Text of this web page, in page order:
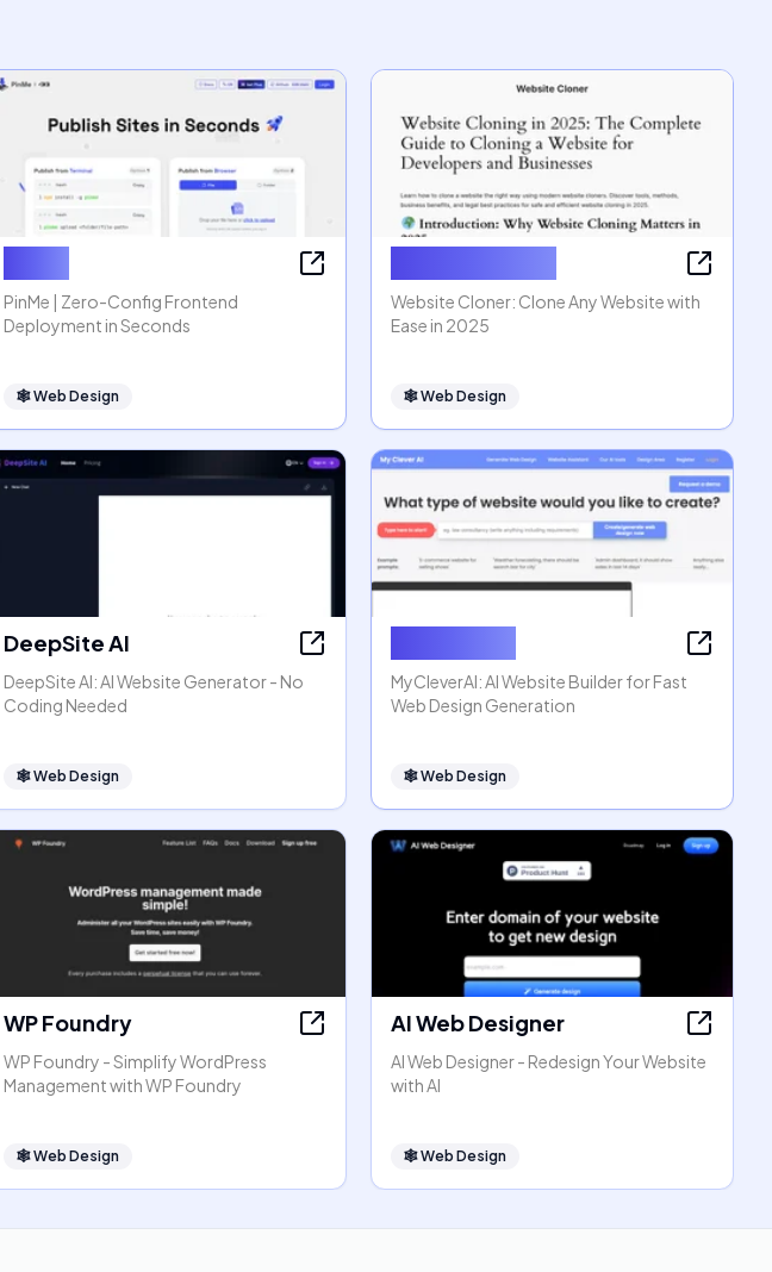
PinMe | Zero-Config Frontend
Deployment in Seconds
🕸Web Design
Website Cloner: Clone Any Website with
Ease in 2025
🕸Web Design
DeepSite AI
DeepSite AI: AI Website Generator - No
Coding Needed
🕸Web Design
MyCleverAI: AI Website Builder for Fast
Web Design Generation
🕸Web Design
WP Foundry
WP Foundry - Simplify WordPress
Management with WP Foundry
🕸Web Design
AI Web Designer
AI Web Designer - Redesign Your Website
with AI
🕸Web Design